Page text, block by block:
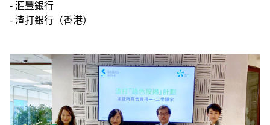
- 滙豐銀行
- 渣打銀行（香港）